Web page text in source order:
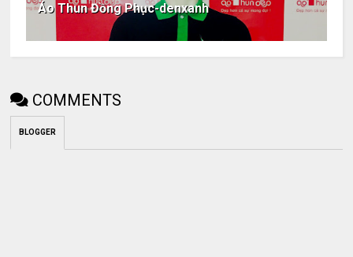
Áo Thun Đồng Phục-denxanh
COMMENTS
BLOGGER